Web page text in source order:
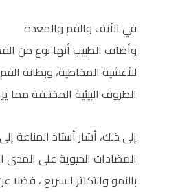
في الأنف والفم والمعدة
وأضاف الطبيب أنها نوع من
للأغشية المخاطية، وبطانة
الظروف البيئية المختلفة مما
إلى ذلك، أشار أستاذ المناعة
المضادات الحيوية على المدى
بالنمو والتكاثر السريع ،